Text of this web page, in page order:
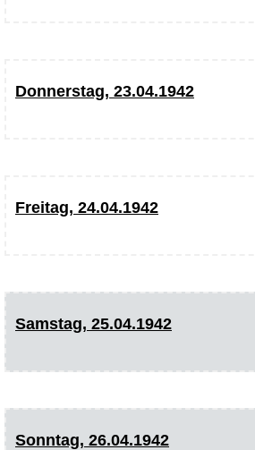
Donnerstag, 23.04.1942
Freitag, 24.04.1942
Samstag, 25.04.1942
Sonntag, 26.04.1942